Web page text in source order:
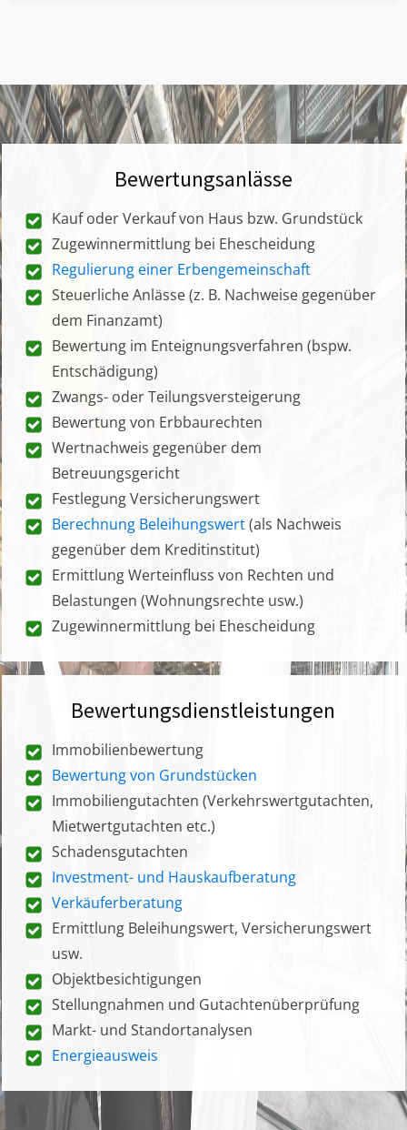
Bewertungsanlässe
Kauf oder Verkauf von Haus bzw. Grundstück
Zugewinnermittlung bei Ehescheidung
Regulierung einer Erbengemeinschaft
Steuerliche Anlässe (z. B. Nachweise gegenüber
dem Finanzamt)
Bewertung im Enteignungsverfahren (bspw.
Entschädigung)
Zwangs- oder Teilungsversteigerung
Bewertung von Erbbaurechten
Wertnachweis gegenüber dem
Betreuungsgericht
Festlegung Versicherungswert
Berechnung Beleihungswert(als Nachweis
gegenüber dem Kreditinstitut)
Ermittlung Werteinfluss von Rechten und
Belastungen (Wohnungsrechte usw.)
Zugewinnermittlung bei Ehescheidung
Bewertungsdienstleistungen
Immobilienbewertung
Bewertung von Grundstücken
Immobiliengutachten (Verkehrswertgutachten,
Mietwertgutachten etc.)
Schadensgutachten
Investment- und Hauskaufberatung
Verkäuferberatung
Ermittlung Beleihungswert, Versicherungswert
usw.
Objektbesichtigungen
Stellungnahmen und Gutachtenüberprüfung
Markt- und Standortanalysen
Energieausweis